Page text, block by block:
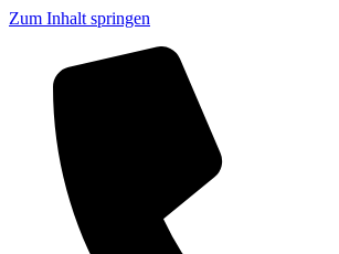
Zum Inhalt springen